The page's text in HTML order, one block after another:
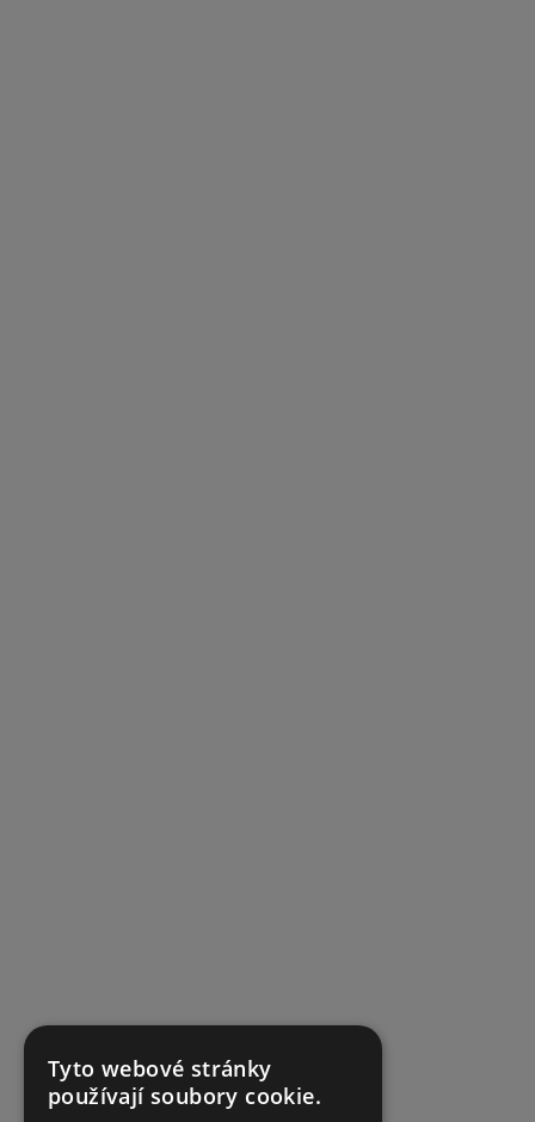
Tyto webové stránky
používají soubory cookie.